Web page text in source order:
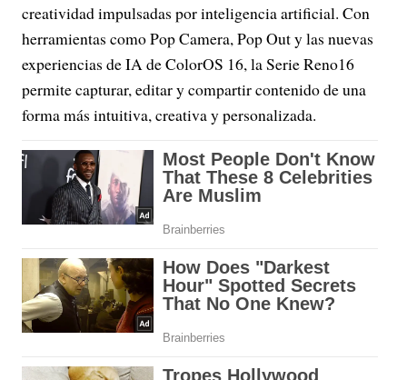
creatividad impulsadas por inteligencia artificial. Con
herramientas como Pop Camera, Pop Out y las nuevas
experiencias de IA de ColorOS 16, la Serie Reno16
permite capturar, editar y compartir contenido de una
forma más intuitiva, creativa y personalizada.